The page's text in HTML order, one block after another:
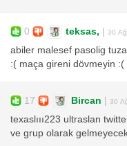
0 teksas, | 30
abiler malesef pasolig
:( maça gireni dövmeyin :(
17 Bircan | 30
texaslııı223 ultraslan
ve grup olarak